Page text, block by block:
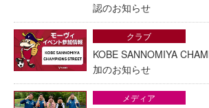
認のお知らせ
KOBE SANNOMIYA
加のお知らせ
クラブ
メディア